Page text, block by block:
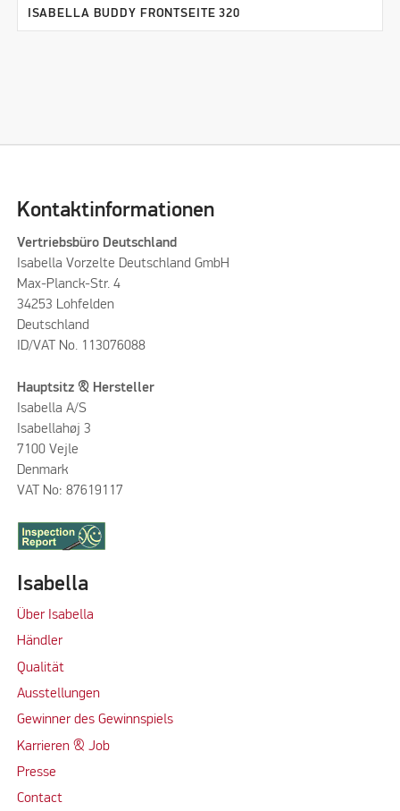
ISABELLA BUDDY FRONTSEITE 320
Kontaktinformationen
Vertriebsbüro Deutschland
Isabella Vorzelte Deutschland GmbH
Max-Planck-Str. 4
34253 Lohfelden
Deutschland
ID/VAT No. 113076088
Hauptsitz & Hersteller
Isabella A/S
Isabellahøj 3
7100 Vejle
Denmark
VAT No: 87619117
Isabella
Über Isabella
Händler
Qualität
Ausstellungen
Gewinner des Gewinnspiels
Karrieren & Job
Presse
Contact